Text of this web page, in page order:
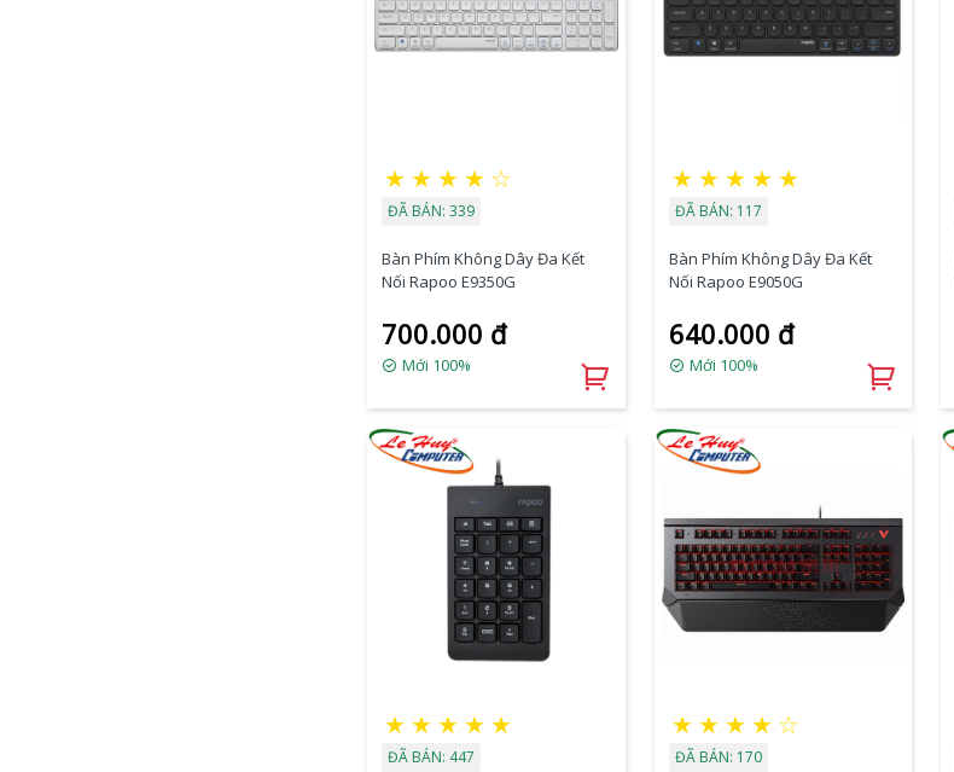
★ ★ ★ ★ ☆
ĐÃ BÁN: 339
Bàn Phím Không Dây Đa Kết
Nối Rapoo E9350G
700.000 đ
Mới 100%
★ ★ ★ ★ ★
ĐÃ BÁN: 117
Bàn Phím Không Dây Đa Kết
Nối Rapoo E9050G
640.000 đ
Mới 100%
★ ★ ★ ★ ★
ĐÃ BÁN: 447
★ ★ ★ ★ ☆
ĐÃ BÁN: 170